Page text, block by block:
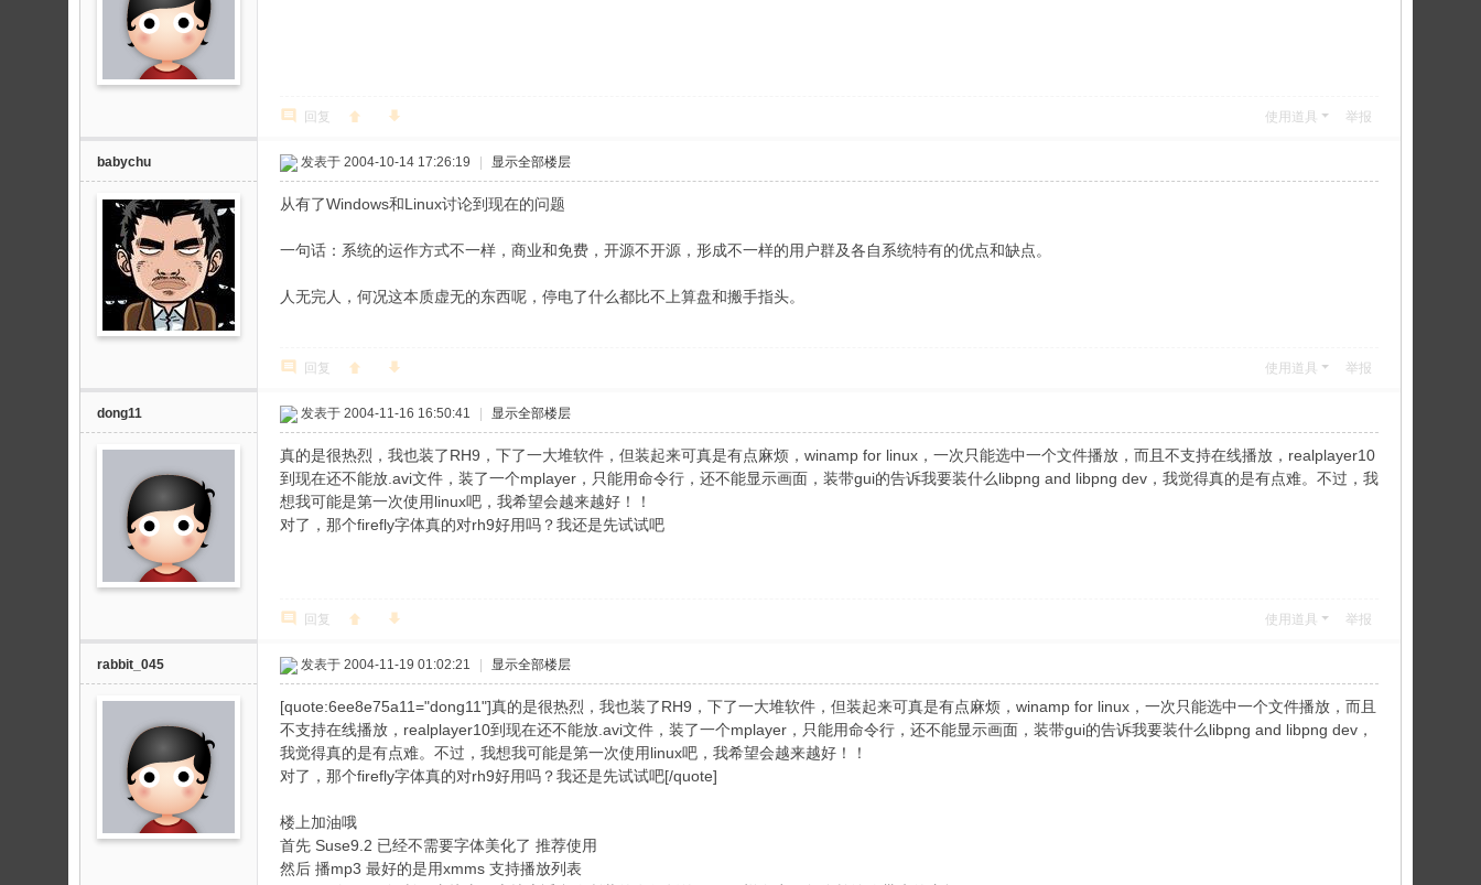
回复 使用道具 举报
babychu 发表于 2004-10-14 17:26:19 显示全部楼层
从有了Windows和Linux讨论到现在的问题
一句话：系统的运作方式不一样，商业和免费，开源不开源，形成不一样的用户群及各自系统特有的优点和缺点。
人无完人，何况这本质虚无的东西呢，停电了什么都比不上算盘和搬手指头。
回复 使用道具 举报
dong11 发表于 2004-11-16 16:50:41 显示全部楼层
真的是很热烈，我也装了RH9，下了一大堆软件，但装起来可真是有点麻烦，winamp for linux，一次只能选中一个文件播放，而且不支持在线播放，realplayer10
到现在还不能放.avi文件，装了一个mplayer，只能用命令行，还不能显示画面，装带gui的告诉我要装什么libpng and libpng dev，我觉得真的是有点难。不过，我
想我可能是第一次使用linux吧，我希望会越来越好！！
对了，那个firefly字体真的对rh9好用吗？我还是先试试吧
回复 使用道具 举报
rabbit_045 发表于 2004-11-19 01:02:21 显示全部楼层
[quote:6ee8e75a11="dong11"]真的是很热烈，我也装了RH9，下了一大堆软件，但装起来可真是有点麻烦，winamp for linux，一次只能选中一个文件播放，而且
不支持在线播放，realplayer10到现在还不能放.avi文件，装了一个mplayer，只能用命令行，还不能显示画面，装带gui的告诉我要装什么libpng and libpng dev，
我觉得真的是有点难。不过，我想我可能是第一次使用linux吧，我希望会越来越好！！
对了，那个firefly字体真的对rh9好用吗？我还是先试试吧[/quote]
楼上加油哦
首先 Suse9.2 已经不需要字体美化了 推荐使用
然后 播mp3 最好的是用xmms 支持播放列表